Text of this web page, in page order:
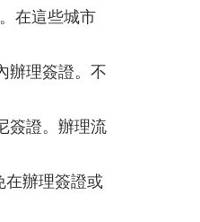
在這些城市
辦理簽證。不
簽證。辦理流
在辦理簽證或